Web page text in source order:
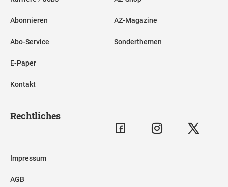
Abonnieren
Abo-Service
E-Paper
Kontakt
AZ-Magazine
Sonderthemen
Rechtliches
Impressum
AGB